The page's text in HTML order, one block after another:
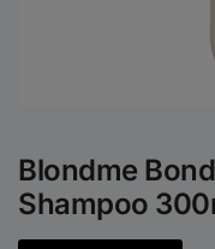
Blondme
Shampoo